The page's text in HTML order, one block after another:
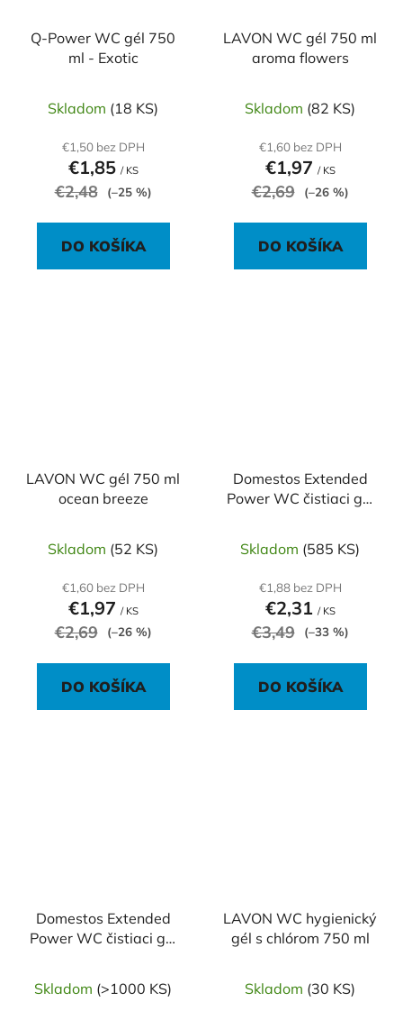
Q-Power WC gél 750
ml - Exotic
Skladom (18 KS)
€1,50 bez DPH
€1,85 / KS
€2,48 (–25 %)
DO KOŠÍKA
LAVON WC gél 750 ml
aroma flowers
Skladom (82 KS)
€1,60 bez DPH
€1,97 / KS
€2,69 (–26 %)
DO KOŠÍKA
LAVON WC gél 750 ml
ocean breeze
Skladom (52 KS)
€1,60 bez DPH
€1,97 / KS
€2,69 (–26 %)
DO KOŠÍKA
Domestos Extended
Power WC čistiaci gél
Skladom (585 KS)
€1,88 bez DPH
€2,31 / KS
€3,49 (–33 %)
DO KOŠÍKA
Domestos Extended
Power WC čistiaci gél
Skladom (>1000 KS)
LAVON WC hygienický
gél s chlórom 750 ml
Skladom (30 KS)